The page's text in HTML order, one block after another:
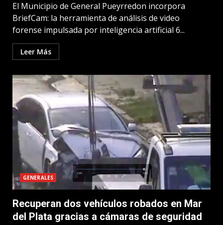
El Municipio de General Pueyrredon incorpora
BriefCam: la herramienta de análisis de video
forense impulsada por inteligencia artificial 6...
Leer Más
GENERALES
Recuperan dos vehículos robados en Mar
del Plata gracias a cámaras de seguridad